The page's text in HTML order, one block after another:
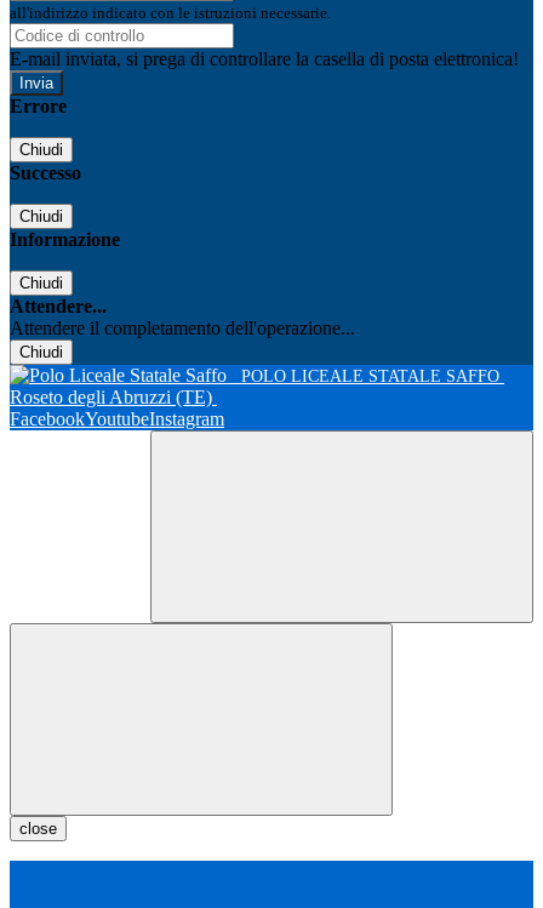
all'indirizzo indicato con le istruzioni necessarie.
E-mail inviata, si prega di controllare la casella di posta elettronica!
Errore
Chiudi
Successo
Chiudi
Informazione
Chiudi
Attendere...
Attendere il completamento dell'operazione...
Chiudi
POLO LICEALE STATALE SAFFO
Roseto degli Abruzzi (TE)
FacebookYoutubeInstagram
close